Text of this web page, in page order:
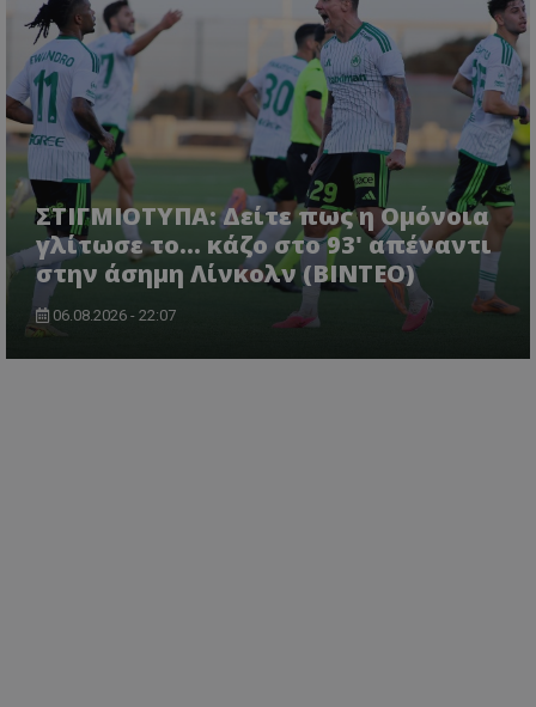
ΣΤΙΓΜΙΟΤΥΠΑ: Δείτε πως η Ομόνοια
γλίτωσε το... κάζο στο 93' απέναντι
στην άσημη Λίνκολν (ΒΙΝΤΕΟ)
06.08.2026 - 22:07